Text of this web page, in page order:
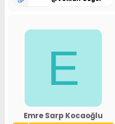
E
Emre Sarp Kocaoğlu